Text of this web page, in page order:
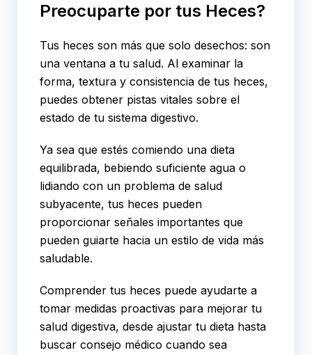
Preocuparte por tus Heces?
Tus heces son más que solo desechos: son
una ventana a tu salud. Al examinar la
forma, textura y consistencia de tus heces,
puedes obtener pistas vitales sobre el
estado de tu sistema digestivo.
Ya sea que estés comiendo una dieta
equilibrada, bebiendo suficiente agua o
lidiando con un problema de salud
subyacente, tus heces pueden
proporcionar señales importantes que
pueden guiarte hacia un estilo de vida más
saludable.
Comprender tus heces puede ayudarte a
tomar medidas proactivas para mejorar tu
salud digestiva, desde ajustar tu dieta hasta
buscar consejo médico cuando sea